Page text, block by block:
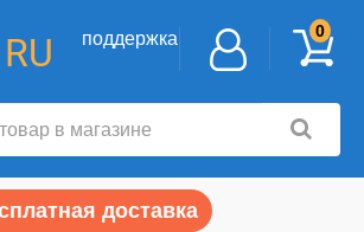
RU поддержка 0
доставка